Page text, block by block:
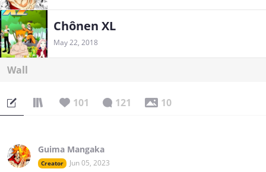
Chônen XL
May 22, 2018
Wall
101 121 10
Guima Mangaka
Creator Jun 05, 2023